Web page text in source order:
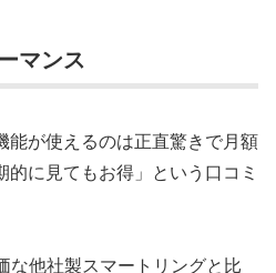
マンス
能が使えるのは正直驚きで月額
に見てもお得」という口コミ
な他社製スマートリングと比